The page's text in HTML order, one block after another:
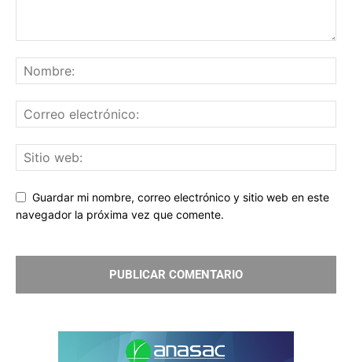
Guardar mi nombre, correo electrónico y sitio web en este
navegador la próxima vez que comente.